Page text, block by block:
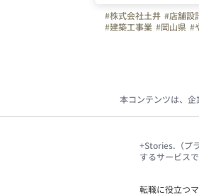
#株式会社土井 #店舗設
#建築工事業 #岡山県 #
本コンテンツは、
+Stories.（プ
するサービス
転職に役立つ